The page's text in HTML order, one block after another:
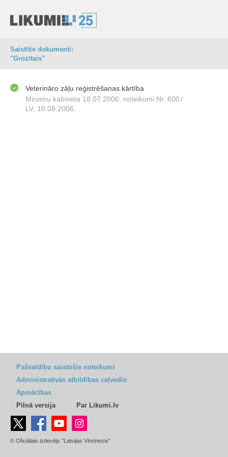
Saistītie dokumenti:
"Grozītais"
Veterināro zāļu reģistrēšanas kārtība
Ministru kabineta 18.07.2006. noteikumi Nr. 600/
LV, 10.08.2006.
Pašvaldību saistošie noteikumi
Administratīvās atbildības ceļvedis
Apmācības
Pilnā versija
Par Likumi.lv
© Oficiālais izdevējs "Latvijas Vēstnesis"